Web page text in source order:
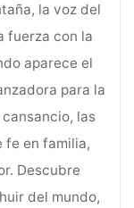
la voz del
fuerza con la
aparece el
para la
las
fe en familia,
Descubre
del mundo,